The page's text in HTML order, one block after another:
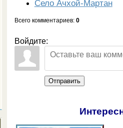
Село Ачхой-Мартан
Всего комментариев: 0
Войдите:
Отправить